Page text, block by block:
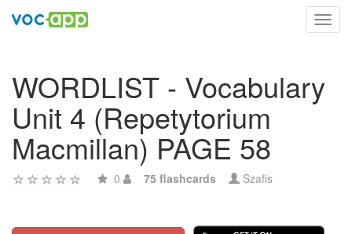
WORDLIST - Vocabulary
Unit 4 (Repetytorium
Macmillan) PAGE 58
0 75 flashcards Szafis